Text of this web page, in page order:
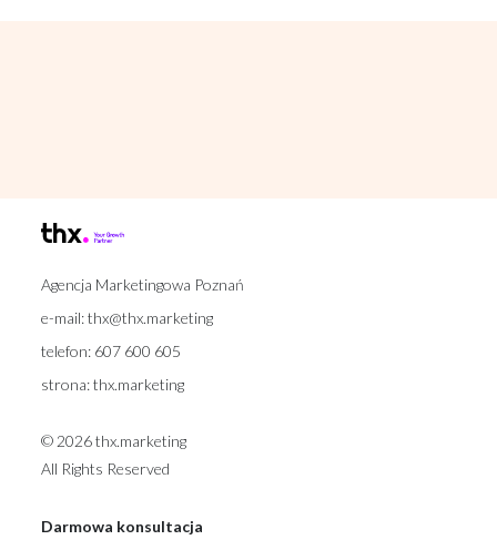
Agencja Marketingowa Poznań
e-mail:thx@thx.marketing
telefon: 607 600 605
strona:thx.marketing
© 2026 thx.marketing
All Rights Reserved
Darmowa konsultacja